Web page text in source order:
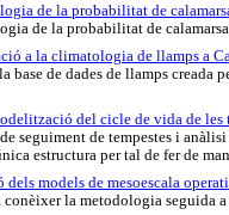
de la probabilitat de
de la probabilitat de
a la climatologia de llamps a
de dades de llamps creada
del cicle de vida de les
seguiment de tempestes i
estructura per tal de fer de
models de mesoescala
conèixer la metodologia